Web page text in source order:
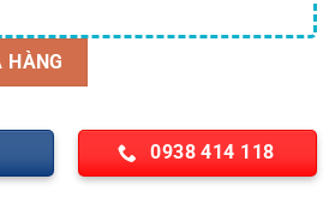
P 60H Elma số lượng
HÀNG
0938 414 118